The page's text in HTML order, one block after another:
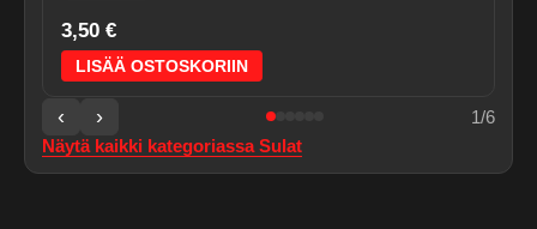
3,50 €
LISÄÄ OSTOSKORIIN
‹ › 1/6
Näytä kaikki kategoriassaSulat